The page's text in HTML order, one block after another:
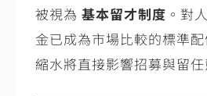
被視為 基本留才制度 。對
金已成為市場比較的標準
縮水將直接影響招募與留任